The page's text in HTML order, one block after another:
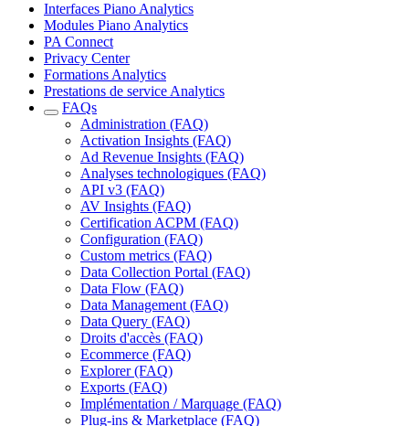
Interfaces Piano Analytics
Modules Piano Analytics
PA Connect
Privacy Center
Formations Analytics
Prestations de service Analytics
FAQs
Administration (FAQ)
Activation Insights (FAQ)
Ad Revenue Insights (FAQ)
Analyses technologiques (FAQ)
API v3 (FAQ)
AV Insights (FAQ)
Certification ACPM (FAQ)
Configuration (FAQ)
Custom metrics (FAQ)
Data Collection Portal (FAQ)
Data Flow (FAQ)
Data Management (FAQ)
Data Query (FAQ)
Droits d'accès (FAQ)
Ecommerce (FAQ)
Explorer (FAQ)
Exports (FAQ)
Implémentation / Marquage (FAQ)
Plug-ins & Marketplace (FAQ)